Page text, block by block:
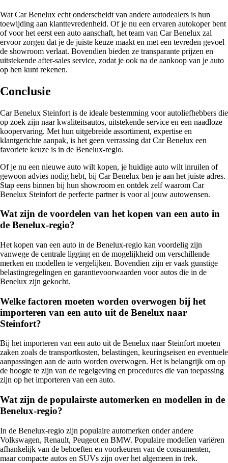
Wat Car Benelux echt onderscheidt van andere autodealers is hun
toewijding aan klanttevredenheid. Of je nu een ervaren autokoper bent
of voor het eerst een auto aanschaft, het team van Car Benelux zal
ervoor zorgen dat je de juiste keuze maakt en met een tevreden gevoel
de showroom verlaat. Bovendien bieden ze transparante prijzen en
uitstekende after-sales service, zodat je ook na de aankoop van je auto
op hen kunt rekenen.
Conclusie
Car Benelux Steinfort is de ideale bestemming voor autoliefhebbers die
op zoek zijn naar kwaliteitsautos, uitstekende service en een naadloze
koopervaring. Met hun uitgebreide assortiment, expertise en
klantgerichte aanpak, is het geen verrassing dat Car Benelux een
favoriete keuze is in de Benelux-regio.
Of je nu een nieuwe auto wilt kopen, je huidige auto wilt inruilen of
gewoon advies nodig hebt, bij Car Benelux ben je aan het juiste adres.
Stap eens binnen bij hun showroom en ontdek zelf waarom Car
Benelux Steinfort de perfecte partner is voor al jouw autowensen.
Wat zijn de voordelen van het kopen van een auto in
de Benelux-regio?
Het kopen van een auto in de Benelux-regio kan voordelig zijn
vanwege de centrale ligging en de mogelijkheid om verschillende
merken en modellen te vergelijken. Bovendien zijn er vaak gunstige
belastingregelingen en garantievoorwaarden voor autos die in de
Benelux zijn gekocht.
Welke factoren moeten worden overwogen bij het
importeren van een auto uit de Benelux naar
Steinfort?
Bij het importeren van een auto uit de Benelux naar Steinfort moeten
zaken zoals de transportkosten, belastingen, keuringseisen en eventuele
aanpassingen aan de auto worden overwogen. Het is belangrijk om op
de hoogte te zijn van de regelgeving en procedures die van toepassing
zijn op het importeren van een auto.
Wat zijn de populairste automerken en modellen in de
Benelux-regio?
In de Benelux-regio zijn populaire automerken onder andere
Volkswagen, Renault, Peugeot en BMW. Populaire modellen variëren
afhankelijk van de behoeften en voorkeuren van de consumenten,
maar compacte autos en SUVs zijn over het algemeen in trek.